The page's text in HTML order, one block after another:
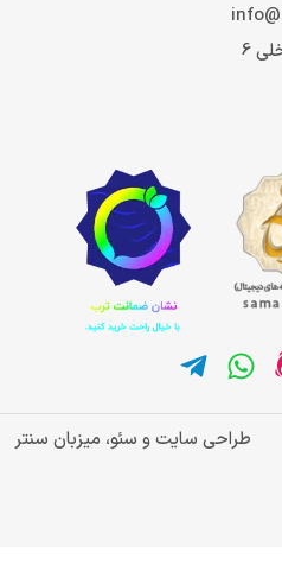
طراحی سایت و سئو، میزبان سنتر